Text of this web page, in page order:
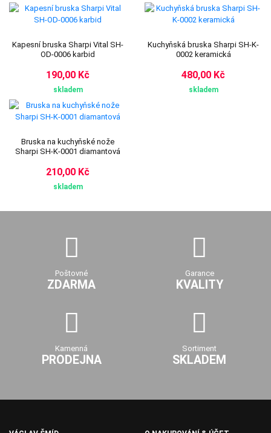
Kapesní bruska Sharpi Vital SH-
OD-0006 karbid
190,00 Kč
skladem
Kuchyňská bruska Sharpi SH-K-
0002 keramická
480,00 Kč
skladem
Bruska na kuchyňské nože
Sharpi SH-K-0001 diamantová
210,00 Kč
skladem
Poštovné
ZDARMA
Garance
KVALITY
Kamenná
PRODEJNA
Sortiment
SKLADEM